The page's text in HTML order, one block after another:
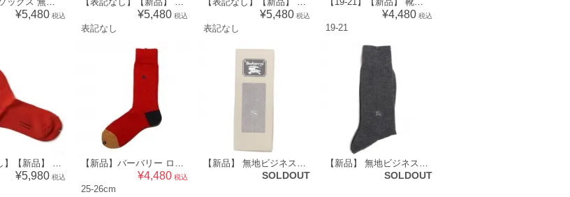
¥5,480 税込 ¥5,480 税込
表記なし
¥5,480 税込
表記なし
¥4,480 税込
19-21
【表記なし】【新品】 ソックス 靴下（無地） バーバリーブルーレーベル 52631 BURBERRY BLUE LABEL レッド系 レディース
¥5,980 税込
【新品】バーバリー ロゴソックス 靴下 33613 レッド系 メンズ プレゼントにも最適
¥4,480 税込
25-26cm
【新品】 無地ビジネスソックス 靴下 バーバリーズ 70657 Burberrys グレー メンズ
SOLDOUT
【新品】 無地ビジネスソックス バーバリー 70642 BURBERRY グレー メンズ
SOLDOUT